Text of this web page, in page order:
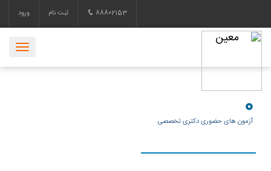
ورود ثبت نام 88802153
آزمون های حضوری دکتری تخصصی